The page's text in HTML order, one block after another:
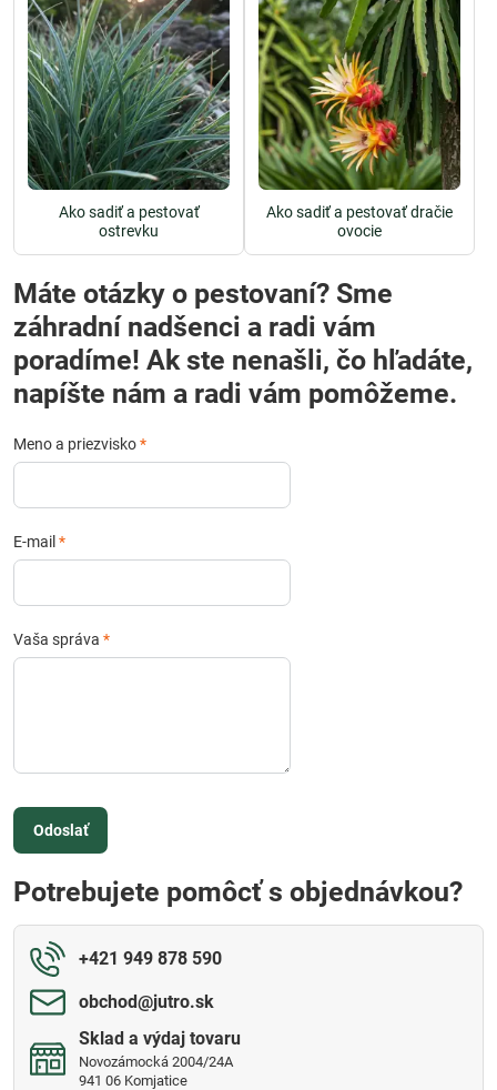
Ako sadiť a pestovať
ostrevku
Ako sadiť a pestovať dračie
ovocie
Máte otázky o pestovaní? Sme
záhradní nadšenci a radi vám
poradíme! Ak ste nenašli, čo hľadáte,
napíšte nám a radi vám pomôžeme.
Meno a priezvisko*
E-mail *
Vaša správa *
Odoslať
Potrebujete pomôcť s objednávkou?
+421 949 878 590
obchod​@jutro​.sk
Sklad a výdaj tovaru
Novozámocká 2004/24A
941 06 Komjatice